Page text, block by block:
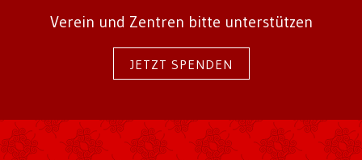
Verein und Zentren bitte unterstützen
JETZT SPENDEN